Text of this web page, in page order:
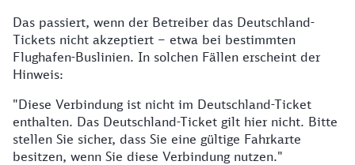
Das passiert, wenn der Betreiber das Deutschland-
Tickets nicht akzeptiert – etwa bei bestimmten
Flughafen-Buslinien. In solchen Fällen erscheint der
Hinweis:
"Diese Verbindung ist nicht im Deutschland-Ticket
enthalten. Das Deutschland-Ticket gilt hier nicht. Bitte
stellen Sie sicher, dass Sie eine gültige Fahrkarte
besitzen, wenn Sie diese Verbindung nutzen."